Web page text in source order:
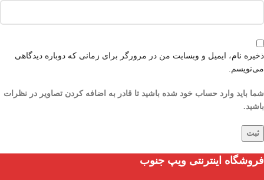
ذخیره نام، ایمیل و وبسایت من در مرورگر برای زمانی که دوباره دیدگاهی
می‌نویسم.
شما باید وارد حساب خود شده باشید تا قادر به اضافه کردن تصاویر در نظرات
باشید.
فروشگاه اینترنتی ویپ جنوب